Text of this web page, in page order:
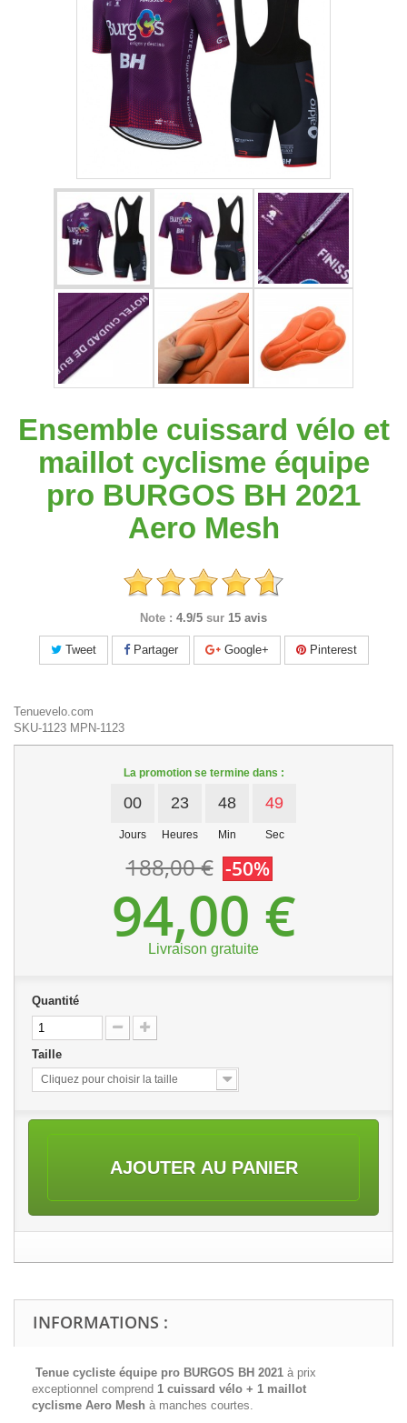
Ensemble cuissard vélo et
maillot cyclisme équipe
pro BURGOS BH 2021
Aero Mesh
Note : 4.9/5 sur 15 avis
Tweet Partager Google+ Pinterest
Tenuevelo.com
SKU-1123 MPN-1123
La promotion se termine dans :
00
Jours
23
Heures
48
Min
48
Sec
188,00 € -50%
94,00 €
Livraison gratuite
Quantité
Taille
Cliquez pour choisir la taille
AJOUTER AU PANIER
INFORMATIONS :
Tenue cycliste équipe pro BURGOS BH 2021 à prix
exceptionnel comprend 1 cuissard vélo + 1 maillot
cyclisme Aero Mesh à manches courtes.